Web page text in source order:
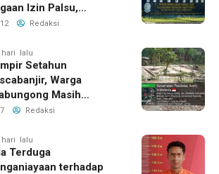
Izin Palsu,
Proses
Resmi
12 Redaksi
hari lalu
Setahun
Warga
Masih
Bantuan
7 Redaksi
hari lalu
Terduga
terhadap